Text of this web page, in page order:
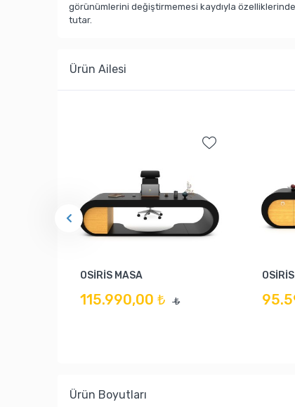
görünümlerini değiştirmemesi kaydıyla
tutar.
Ürün Ailesi
OSİRİS MASA
115.990,00 ₺ ₺
Ürün Boyutları